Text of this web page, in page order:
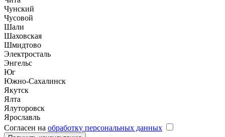
Чунский
Чусовой
Шали
Шаховская
Шмидтово
Электросталь
Энгельс
Юг
Южно-Сахалинск
Якутск
Ялта
Ялуторовск
Ярославль
Согласен на обработку персональных данных